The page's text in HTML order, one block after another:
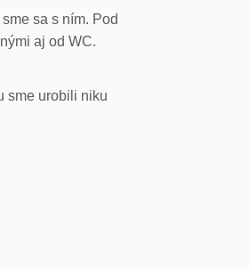
sa s ním. Pod
aj od WC.
sme urobili niku